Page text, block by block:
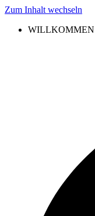
Zum Inhalt wechseln
WILLKOMMEN